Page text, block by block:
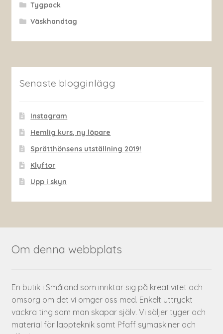
Tygpack
Väskhandtag
Senaste blogginlägg
Instagram
Hemlig kurs, ny löpare
Sprätthönsens utställning 2019!
Klyftor
Upp i skyn
Om denna webbplats
En butik i Småland som inriktar sig på kreativitet och
omsorg om det vi omger oss med. Enkelt uttryckt
vackra ting som man skapar själv. Vi säljer tyger och
material för lappteknik samt Pfaff symaskiner och